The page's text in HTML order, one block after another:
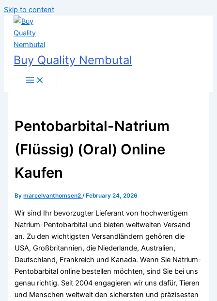
Skip to content
Buy Quality Nembutal
Pentobarbital-Natrium
(Flüssig) (Oral) Online
Kaufen
Bymarcelvanthomsen2/ February 24, 2026
Wir sind Ihr bevorzugter Lieferant von hochwertigem
Natrium-Pentobarbital und bieten weltweiten Versand
an. Zu den wichtigsten Versandländern gehören die
USA, Großbritannien, die Niederlande, Australien,
Deutschland, Frankreich und Kanada. Wenn Sie Natrium-
Pentobarbital online bestellen möchten, sind Sie bei uns
genau richtig. Seit 2004 engagieren wir uns dafür, Tieren
und Menschen weltweit den sichersten und präzisesten